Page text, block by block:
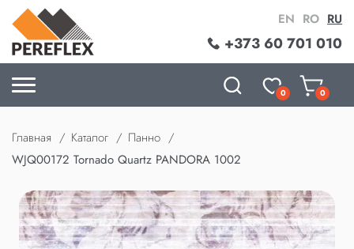
+373 60 701 010
EN RO RU
0 0
Главная Каталог
Панно
WJQ00172 Tornado Quartz PANDORA 1002